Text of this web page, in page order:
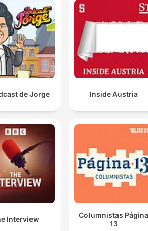
de Jorge Inside Austria
Interview
Columnistas Página
13